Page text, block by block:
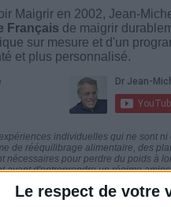
Le respect de votre
Maigrir en 2002, Jean-
Français de maigrir
sur mesure et d'un
et plus personnalisé.
individuelles qui ne sont ni
de rééquilibrage alimentaire, des
nécessaires pour perdre du poids à
avant d'entreprendre un régime